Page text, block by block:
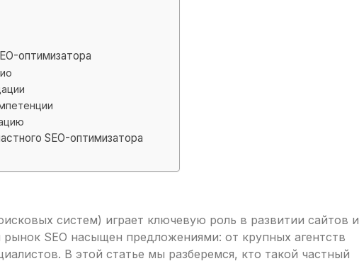
оптимизатора
SEO-оптимизатора
систем) играет ключевую роль в развитии сайтов и
рынок SEO насыщен предложениями: от крупных агентств
В этой статье мы разберемся, кто такой частный